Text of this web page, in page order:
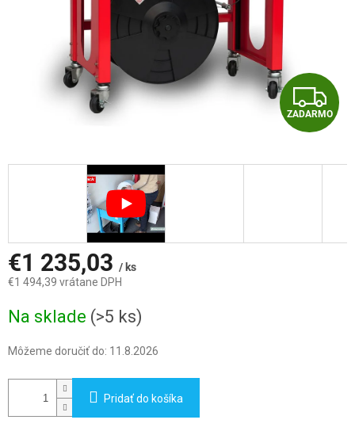
Z
A
D
ZADARMO
€1 235,03 / ks
€1 494,39 vrátane DPH
cena:
Na sklade (>5 ks)
Môžeme doručiť do: 11.8.2026
Pridať do košíka